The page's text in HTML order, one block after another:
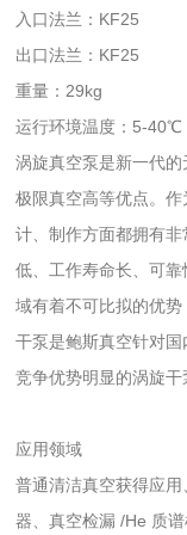
入口法兰：KF25
出口法兰：KF25
重量：29kg
运行环境温度：5-40℃
涡旋真空泵是新一代的
极限真空高等优点。
计、制作方面都拥有
低、工作寿命长、可
域有着不可比拟的优
干泵是鲍斯真空针对
竞争优势明显的涡旋干
应用领域
普通清洁真空获得应
器、真空检漏 /He 质